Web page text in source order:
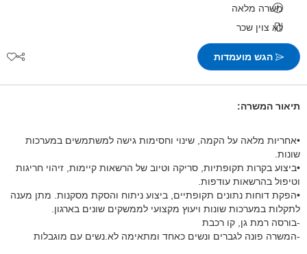
משרה מלאה
לא צוין שכר
הגש מועמדות
תיאור המשרה:
•אחריות מלאה על הקמה, שינוי וחסימות גישה למשתמשים במערכות
שונות.
•ביצוע בקרות תקופתיות, סריקה וטיוב של הרשאות קיימות, זיהוי חריגות
וטיפול בהרשאות עודפות.
•הפקת דוחות נתונים תקופתיים, ביצוע ניתוח והסקת מסקנות. מתן מענה
לתקלות במערכות שונות ויעוץ מקצועי לממשקים שונים בארגון.
-בורסה רמת גן, קו רכבת
-המשרה פונה לגברים ונשים כאחד ומתאימה לא.נשים עם מוגבלות